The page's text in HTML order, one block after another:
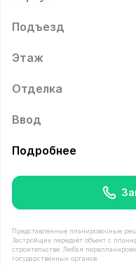
Подъезд
Этаж
Отделка
Ввод
Подробнее
Представленные планировочные
Застройщик передаёт объект с
строительстве. Любая
государственных органов.